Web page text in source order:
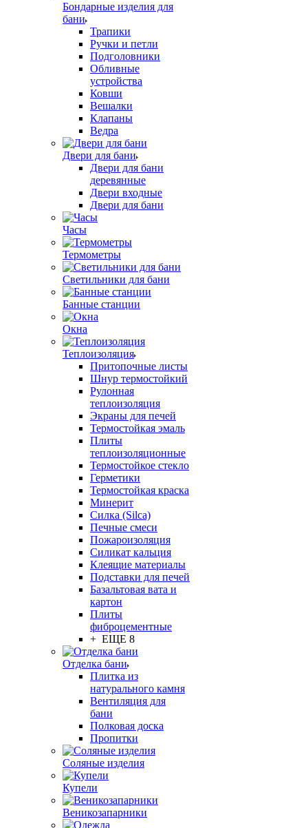
Бондарные изделия для
бани
Трапики
Ручки и петли
Подголовники
Обливные
устройства
Ковши
Вешалки
Клапаны
Ведра
Двери для бани
Двери для бани
деревянные
Двери входные
Двери для бани
Часы
Термометры
Светильники для бани
Банные станции
Окна
Теплоизоляция
Притопочные листы
Шнур термостойкий
Рулонная
теплоизоляция
Экраны для печей
Термостойкая эмаль
Плиты
теплоизоляционные
Термостойкое стекло
Герметики
Термостойкая краска
Минерит
Силка (Silca)
Печные смеси
Пожароизоляция
Силикат кальция
Клеящие материалы
Подставки для печей
Базальтовая вата и
картон
Плиты
фиброцементные
+ ЕЩЕ 8
Отделка бани
Плитка из
натурального камня
Вентиляция для
бани
Полковая доска
Пропитки
Соляные изделия
Купели
Веникозапарники